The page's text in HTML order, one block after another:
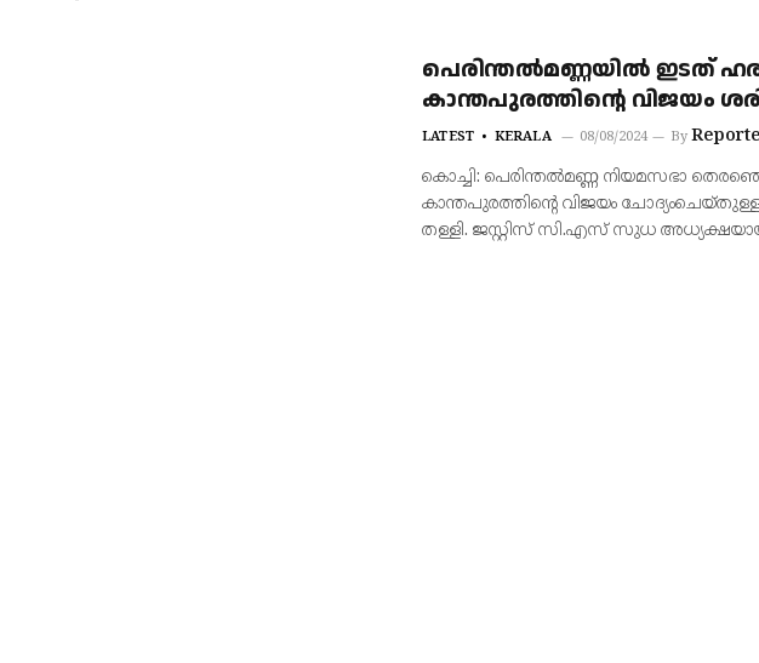
പെരിന്തൽമണ്ണയിൽ ഇടത്
കാന്തപുരത്തിന്റെ വിജയം
LATEST KERALA 08/08/2024 By
കൊച്ചി: പെരിന്തൽമണ്ണ നിയമസഭാ
കാന്തപുരത്തിന്റെ വിജയം
തള്ളി. ജസ്റ്റിസ് സി.എസ് സുധ